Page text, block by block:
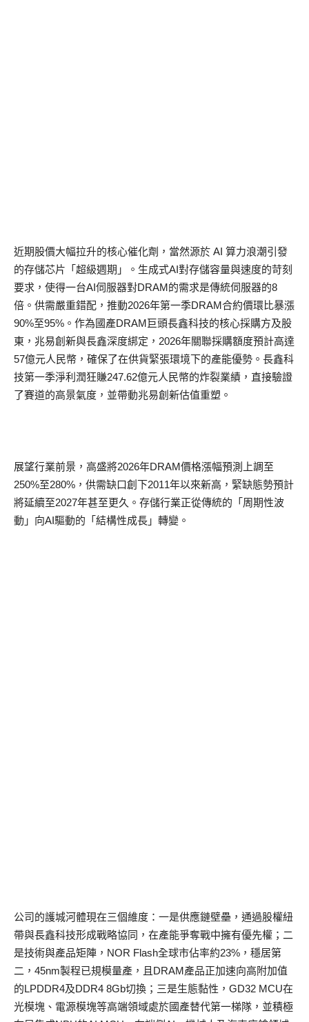
近期股價大幅拉升的核心催化劑，當然源於 AI 算力浪潮引發
的存儲芯片「超級週期」。生成式AI對存儲容量與速度的苛刻
要求，使得一台AI伺服器對DRAM的需求是傳統伺服器的8
倍。供需嚴重錯配，推動2026年第一季DRAM合約價環比暴漲
90%至95%。作為國產DRAM巨頭長鑫科技的核心採購方及股
東，兆易創新與長鑫深度綁定，2026年關聯採購額度預計高達
57億元人民幣，確保了在供貨緊張環境下的產能優勢。長鑫科
技第一季淨利潤狂賺247.62億元人民幣的炸裂業績，直接驗證
了賽道的高景氣度，並帶動兆易創新估值重塑。
展望行業前景，高盛將2026年DRAM價格漲幅預測上調至
250%至280%，供需缺口創下2011年以來新高，緊缺態勢預計
將延續至2027年甚至更久。存儲行業正從傳統的「周期性波
動」向AI驅動的「結構性成長」轉變。
公司的護城河體現在三個維度：一是供應鏈壁壘，通過股權紐
帶與長鑫科技形成戰略協同，在產能爭奪戰中擁有優先權；二
是技術與產品矩陣，NOR Flash全球市佔率約23%，穩居第
二，45nm製程已規模量產，且DRAM產品正加速向高附加值
的LPDDR4及DDR4 8Gb切換；三是生態黏性，GD32 MCU在
光模塊、電源模塊等高端領域處於國產替代第一梯隊，並積極